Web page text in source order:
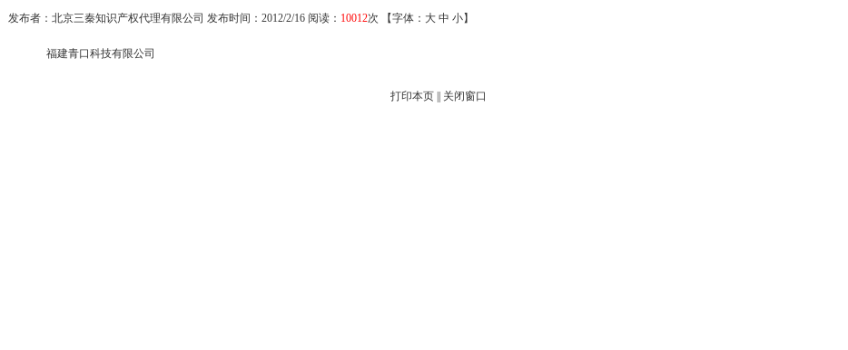
发布者：北京三秦知识产权代理有限公司 发布时间 ：2012/2/16 阅读： 10012次 【字体： 大 中 小】
福建青口科技有限公司
打印本页 关闭窗口